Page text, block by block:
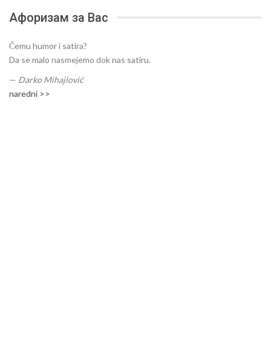
Афоризам за Вас
Čemu humor i satira?
Da se malo nasmejemo dok nas satiru.
— Darko Mihajlović
naredni >>